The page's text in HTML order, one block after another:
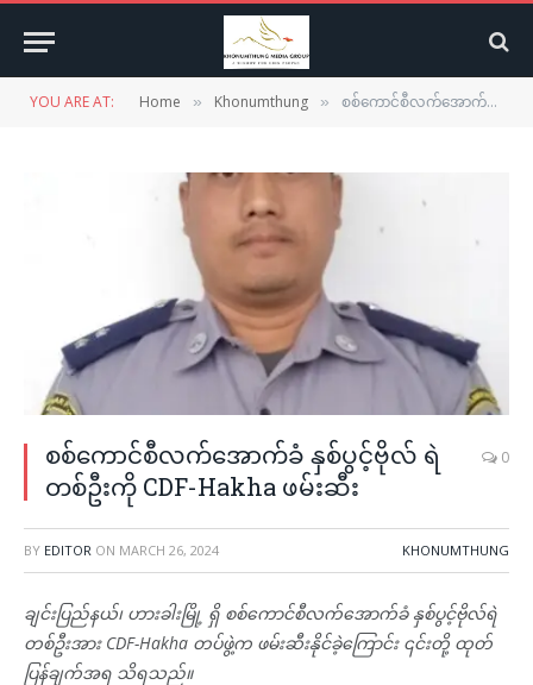
YOU ARE AT: Home » Khonumthung » စစ်ကောင်စီလက်အောက်ခံ နှစ်ပွင့်ဗိုလ် ရဲတစ်ဦးကို CDF-Hakha ဖမ်းဆီး
စစ်ကောင်စီလက်အောက်ခံ နှစ်ပွင့်ဗိုလ် ရဲ
တစ်ဦးကို CDF-Hakha ဖမ်းဆီး
0
BY EDITOR ON MARCH 26, 2024 KHONUMTHUNG
ချင်းပြည်နယ်၊ ဟားခါးမြို့ ရှိ စစ်ကောင်စီလက်အောက်ခံ နှစ်ပွင့်ဗိုလ်ရဲ
တစ်ဦးအား CDF-Hakha တပ်ဖွဲ့က ဖမ်းဆီးနိုင်ခဲ့ကြောင်း ၎င်းတို့ ထုတ်
ပြန်ချက်အရ သိရသည်။